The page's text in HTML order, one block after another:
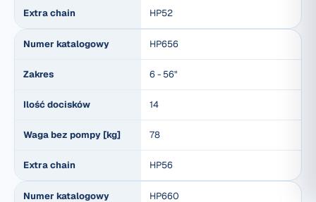
Extra chain HP52
Numer katalogowy HP656
Zakres 6 - 56"
Ilość docisków 14
Waga bez pompy [kg] 78
Extra chain HP56
Numer katalogowy HP660